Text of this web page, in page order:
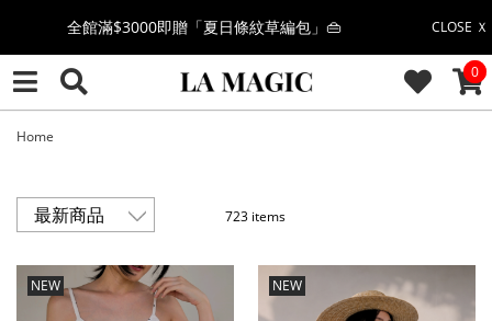
CLOSE Ｘ
絲柔莫代爾系列🤍任選兩件$1000
果凍棉系列⭐2件$1100|4件$2000|6件$2700
萊卡棉系列💫 2件$1100 | 4件$2000 | 6件$2700
感恩回饋價🎁零修圖系列$399起>
0
Home
723 items
NEW NEW